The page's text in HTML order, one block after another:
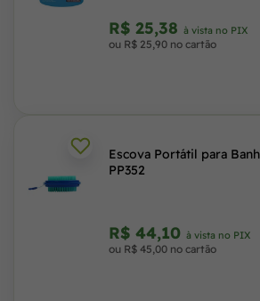
R$ 25,38 à vista no PIX
ou R$ 25,90 no cartão
Escova Portátil para
PP352
R$ 44,10 à vista no PIX
ou R$ 45,00 no cartão